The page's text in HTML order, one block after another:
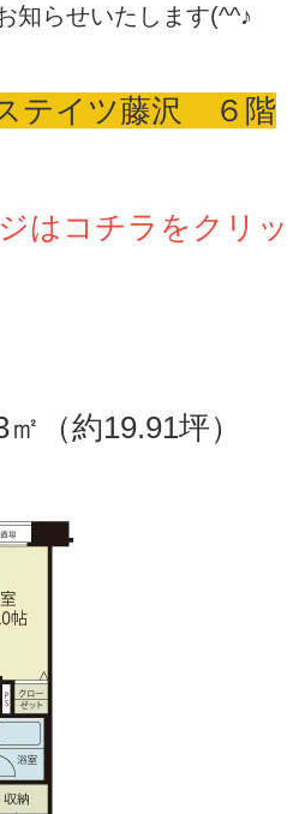
知らせいたします(^^♪
テイツ藤沢 ６階
はコチラをクリッ
（約19.91坪）